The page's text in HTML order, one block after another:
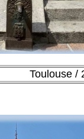
Toulouse /